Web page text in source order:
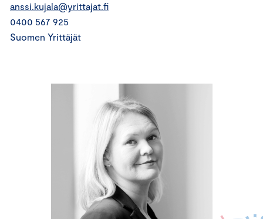
anssi.kujala@yrittajat.fi
0400 567 925
Suomen Yrittäjät